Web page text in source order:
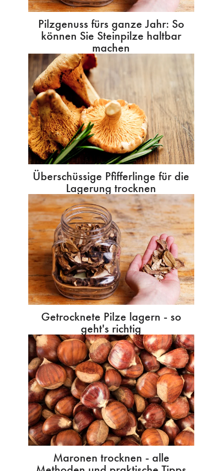
Pilzgenuss fürs ganze Jahr: So
können Sie Steinpilze haltbar
machen
Überschüssige Pfifferlinge für die
Lagerung trocknen
Getrocknete Pilze lagern - so
geht's richtig
Maronen trocknen - alle